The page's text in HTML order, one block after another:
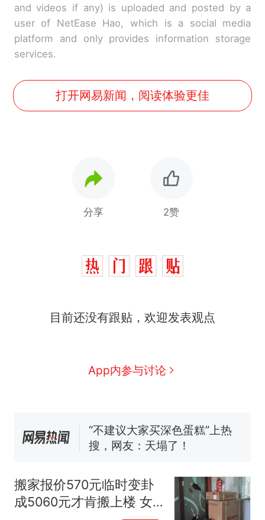
and videos if any) is uploaded and posted by a
user of NetEase Hao, which is a social media
platform and only provides information storage
services.
打开网易新闻，阅读体验更佳
分享 2赞
目前还没有跟贴，欢迎发表观点
App内参与讨论
因老师一句“跟我回家”改写了
眼了……
佛山一中学招聘物理教师，笔
试前13名均遭淘汰？教育局：
“不建议大家买深色蛋糕”上热
搜，网友：天塌了！
汁，致多名乘客在飞行途中排
队上厕所！乘客：机上100多
人只有2个厕所；客服回应：并
热 那个在床头放菜刀的女孩，
因老师一句“跟我回家”改写了
搬家报价570元临时变卦
成5060元才肯搬上楼 女